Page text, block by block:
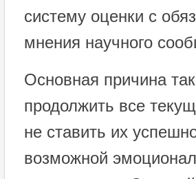
систему оценки с
мнения научного
Основная причина
продолжить все
не ставить их
возможной